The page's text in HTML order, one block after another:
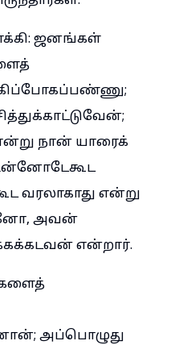
ஜனங்கள்
நான் யாரைக்
வரலாகாது என்று
அவன்
என்றார்.
அப்பொழுது